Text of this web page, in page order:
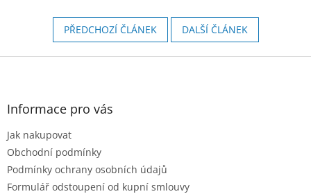
PŘEDCHOZÍ ČLÁNEK DALŠÍ ČLÁNEK
Z
Informace pro vás
Jak nakupovat
Obchodní podmínky
Podmínky ochrany osobních údajů
Formulář odstoupení od kupní smlouvy